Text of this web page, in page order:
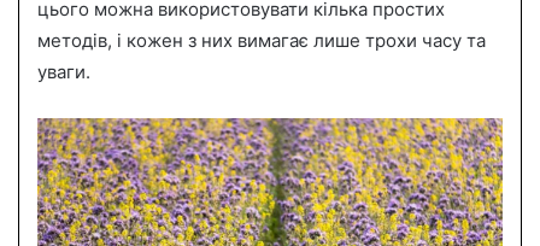
цього можна використовувати кілька простих
методів, і кожен з них вимагає лише трохи часу та
уваги.